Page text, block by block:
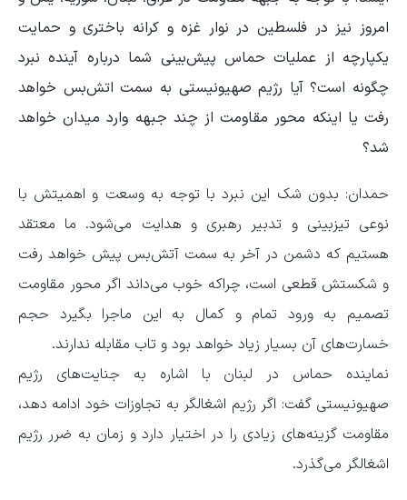
امروز نیز در فلسطین در نوار غزه و کرانه باختری و حمایت
یکپارچه از عملیات حماس پیش‌بینی شما درباره آینده نبرد
چگونه است؟ آیا رژیم صهیونیستی به سمت اتش‌بس خواهد
رفت یا اینکه محور مقاومت از چند جبهه وارد میدان خواهد
شد؟
حمدان: بدون شک این نبرد با توجه به وسعت و اهمیتش با
نوعی تیزبینی و تدبیر رهبری و هدایت می‌شود. ما معتقد
هستیم که دشمن در آخر به سمت آتش‌بس پیش خواهد رفت
و شکستش قطعی است، چراکه خوب می‌داند اگر محور مقاومت
تصمیم به ورود تمام و کمال به این ماجرا بگیرد حجم
خسارت‌های آن بسیار زیاد خواهد بود و تاب مقابله ندارند.
نماینده حماس در لبنان با اشاره به جنایت‌های رژیم
صهیونیستی گفت: اگر رژیم اشغالگر به تجاوزات خود ادامه دهد،
مقاومت گزینه‌های زیادی را در اختیار دارد و زمان به ضرر رژیم
اشغالگر می‌گذرد.